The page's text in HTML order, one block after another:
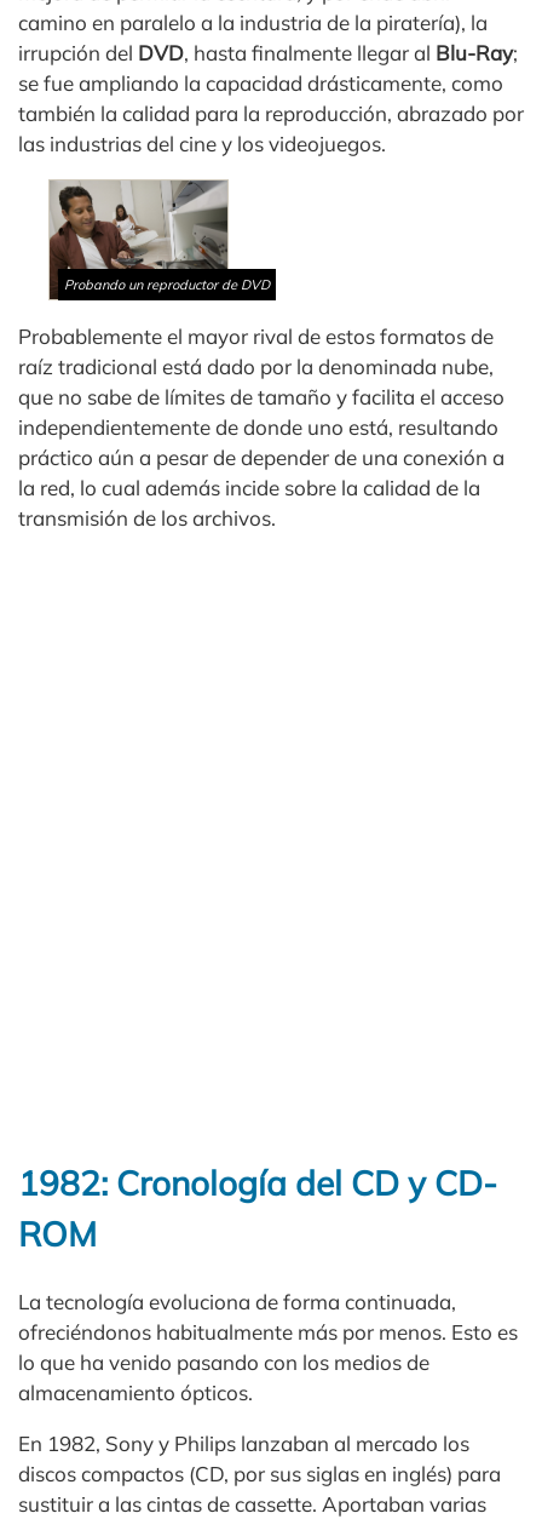
camino en paralelo a la industria de la piratería), la
irrupción del DVD, hasta finalmente llegar al Blu-Ray;
se fue ampliando la capacidad drásticamente, como
también la calidad para la reproducción, abrazado por
las industrias del cine y los videojuegos.
Probando un reproductor de DVD
Probablemente el mayor rival de estos formatos de
raíz tradicional está dado por la denominada nube,
que no sabe de límites de tamaño y facilita el acceso
independientemente de donde uno está, resultando
práctico aún a pesar de depender de una conexión a
la red, lo cual además incide sobre la calidad de la
transmisión de los archivos.
1982: Cronología del CD y CD-
ROM
La tecnología evoluciona de forma continuada,
ofreciéndonos habitualmente más por menos. Esto es
lo que ha venido pasando con los medios de
almacenamiento ópticos.
En 1982, Sony y Philips lanzaban al mercado los
discos compactos (CD, por sus siglas en inglés) para
sustituir a las cintas de cassette. Aportaban varias